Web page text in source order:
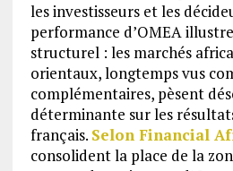
les investisseurs et les
performance d’OMEA
structurel : les marchés
orientaux, longtemps vus
complémentaires, pèsent
déterminante sur les
français. Selon Financial
consolident la place de la